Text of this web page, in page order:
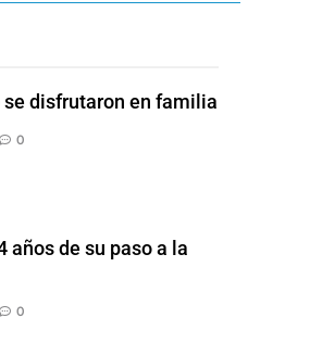
disfrutaron en familia
0
años de su paso a la
0